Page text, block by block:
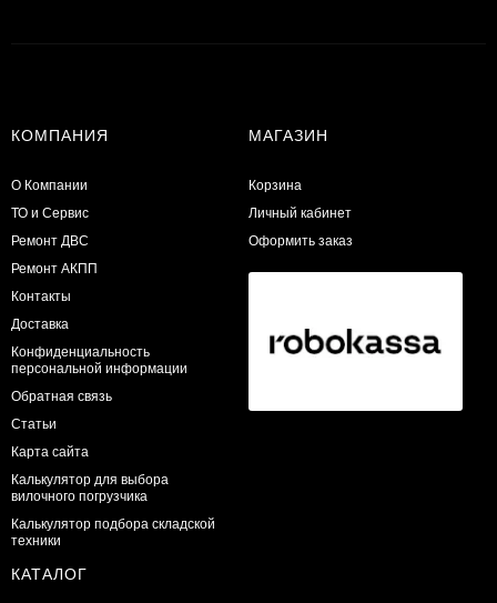
КОМПАНИЯ
О Компании
ТО и Сервис
​Ремонт ДВС
Ремонт АКПП
Контакты
Доставка
Конфиденциальность
персональной информации
Обратная связь
Статьи
Карта сайта
Калькулятор для выбора
вилочного погрузчика
Калькулятор подбора складской
техники
МАГАЗИН
Корзина
Личный кабинет
Оформить заказ
КАТАЛОГ